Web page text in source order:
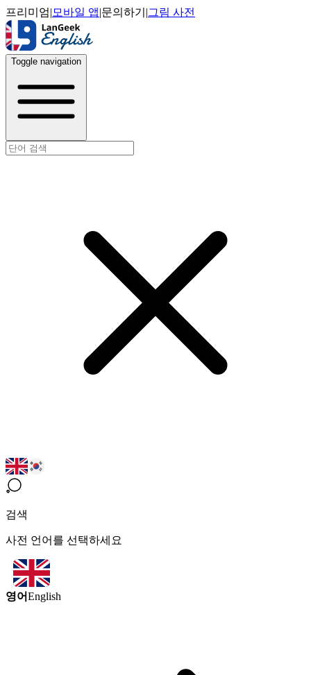
프리미엄| 모바일 앱|문의하기 |그림 사전
Toggle navigation
검색
사전 언어를 선택하세요
영어English